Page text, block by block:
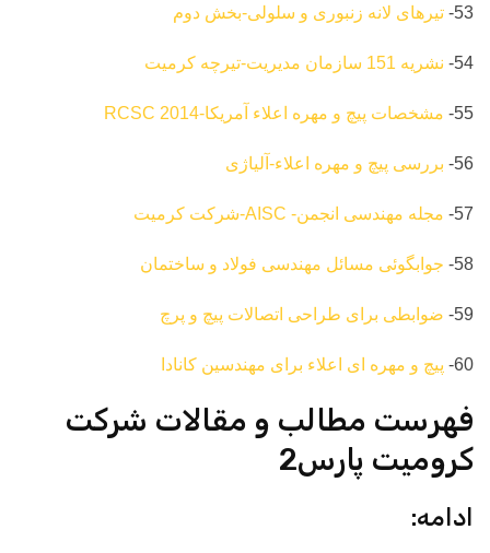
53- تیرهای لانه زنبوری و سلولی-بخش دوم
54- نشریه 151 سازمان مدیریت-تیرچه کرمیت
55- مشخصات پیچ و مهره اعلاء آمریکا-2014 RCSC
56- بررسی پیچ و مهره اعلاء-آلیاژی
57- مجله مهندسی انجمن- AISC-شرکت کرمیت
58- جوابگوئی مسائل مهندسی فولاد و ساختمان
59- ضوابطی برای طراحی اتصالات پیچ و پرچ
60- پیچ و مهره ای اعلاء برای مهندسین کانادا
فهرست مطالب و مقالات شرکت
کرومیت پارس2
ادامه: